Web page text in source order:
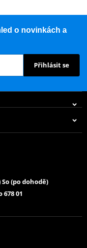
o novinkách a
Přihlásit se
So (po dohodě)
01